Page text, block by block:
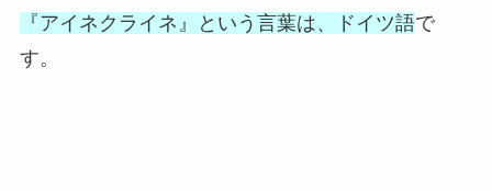
『アイネクライネ』という言葉は、ドイツ語で
す。